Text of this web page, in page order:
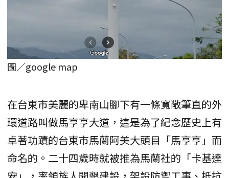
圖／google map
在台東市美麗的卑南山腳下有一條寬敞筆直的外
環道路叫做馬亨亨大道，這是為了紀念歷史上有
卓著功蹟的台東市馬蘭阿美大頭目「馬亨亨」而
命名的。二十四歲時就被推為馬蘭社的「卡基達